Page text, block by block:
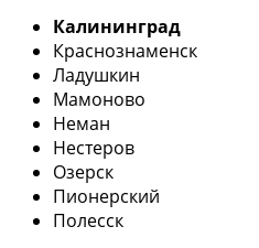
Калининград
Краснознаменск
Ладушкин
Мамоново
Неман
Нестеров
Озерск
Пионерский
Полесск